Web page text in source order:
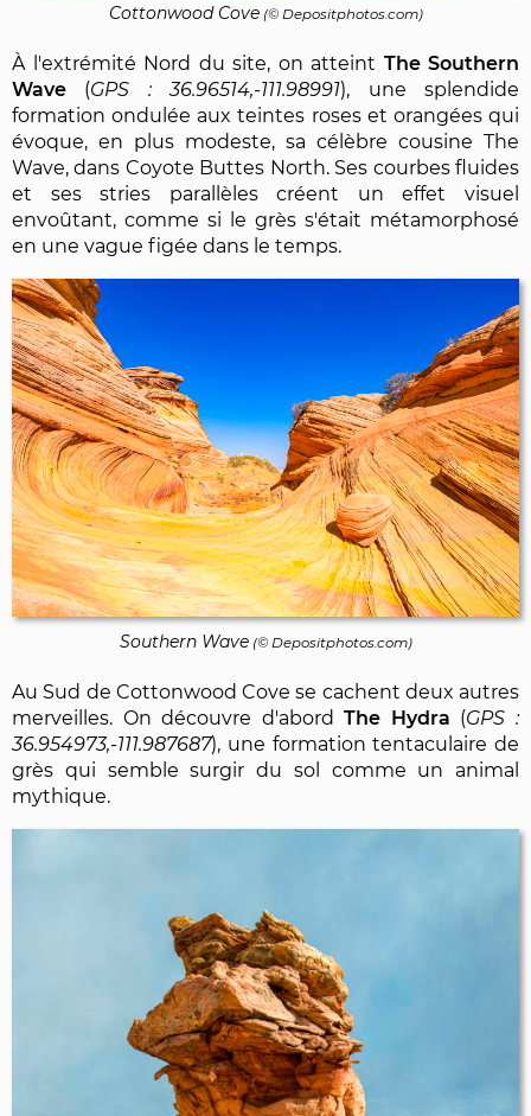
Cottonwood Cove(© Depositphotos.com)
À l'extrémité Nord du site, on atteint The Southern
Wave ( 36.96514,-111.98991), une splendide
formation ondulée aux teintes roses et orangées qui
évoque, en plus modeste, sa célèbre cousine The
Wave, dans Coyote Buttes North. Ses courbes fluides
et ses stries parallèles créent un effet visuel
envoûtant, comme si le grès s'était métamorphosé
en une vague figée dans le temps.
Southern Wave(© Depositphotos.com)
Au Sud de Cottonwood Cove se cachent deux autres
merveilles. On découvre d'abordThe Hydra (
36.954973,-111.987687), une formation tentaculaire de
grès qui semble surgir du sol comme un animal
mythique.